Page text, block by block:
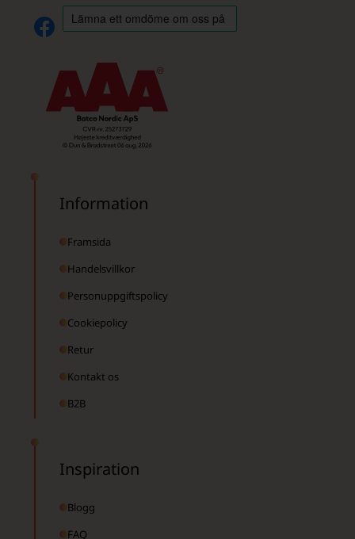
Information
Framsida
Handelsvillkor
Personuppgiftspolicy
Cookiepolicy
Retur
Kontakt os
B2B
Inspiration
Blogg
FAQ